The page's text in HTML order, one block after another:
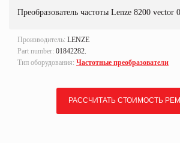
Преобразователь частоты Lenze 8200 vector
Производитель: LENZE
Part number: 01842282.
Тип оборудования: Частотные преобразователи
РАССЧИТАТЬ СТОИМОСТЬ